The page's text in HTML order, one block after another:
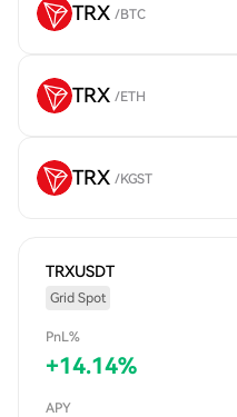
TRX /BTC
TRX /ETH
TRX /KGST
TRXUSDT
Grid Spot
PnL%
+14.14%
APY